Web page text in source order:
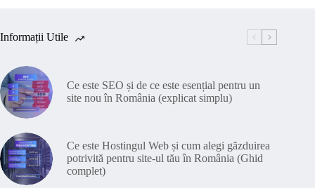
Informații Utile
Ce este SEO și de ce este esențial pentru un
site nou în România (explicat simplu)
Ce este Hostingul Web și cum alegi găzduirea
potrivită pentru site-ul tău în România (Ghid
complet)